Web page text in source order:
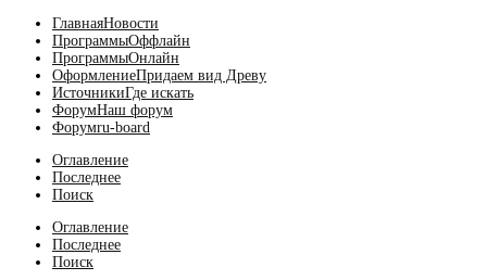
ГлавнаяНовости
ПрограммыОффлайн
ПрограммыОнлайн
ОформлениеПридаем вид Древу
ИсточникиГде искать
ФорумНаш форум
Форумru-board
Оглавление
Последнее
Поиск
Оглавление
Последнее
Поиск